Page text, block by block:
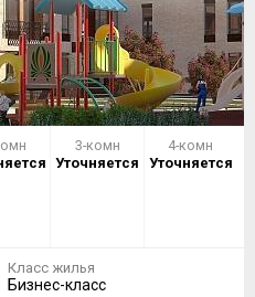
3-комн
Уточняется
4-комн
Уточняется
Класс жилья
Бизнес-класс